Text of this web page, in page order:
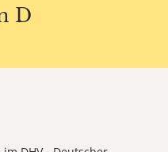
D